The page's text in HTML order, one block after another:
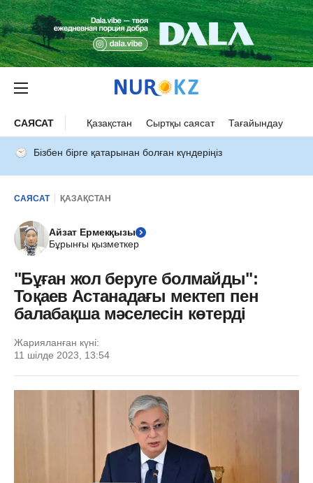
САЯСАТ Қазақстан Сыртқы саясат Тағайындау
Бізбен бірге қатарынан болған күндеріңіз
САЯСАТ ҚАЗАҚСТАН
Айзат Ермекқызы
Бұрынғы қызметкер
"Бұған жол беруге болмайды":
Тоқаев Астанадағы мектеп пен
балабақша мәселесін көтерді
Жарияланған күні:
11 шілде 2023, 13:54